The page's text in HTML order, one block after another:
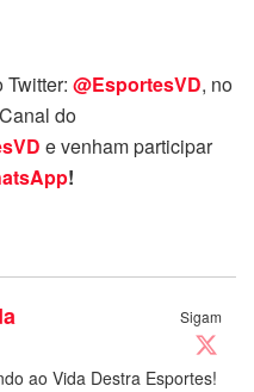
@EsportesVD, no
do
e venham participar
!
Sigam
ao Vida Destra Esportes!